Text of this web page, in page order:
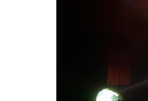
À Bruxelles,
des lieux
exceptionnel,